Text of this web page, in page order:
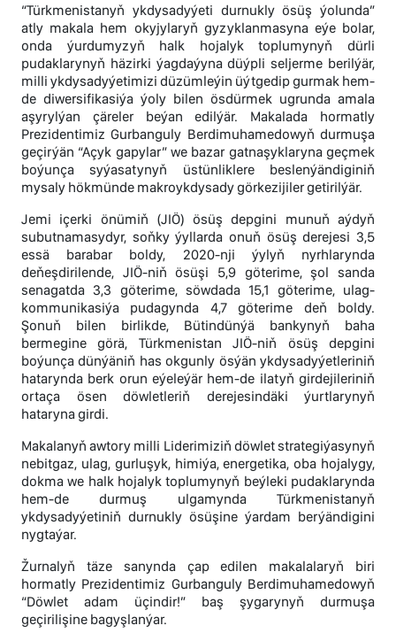
“Türkmenistanyň ykdysadyýeti durnukly ösüş ýolunda”
atly makala hem okyjylaryň gyzyklanmasyna eýe bolar,
onda ýurdumyzyň halk hojalyk toplumynyň dürli
pudaklarynyň häzirki ýagdaýyna düýpli seljerme berilýär,
milli ykdysadyýetimizi düzümleýin üýtgedip gurmak hem-
de diwersifikasiýa ýoly bilen ösdürmek ugrunda amala
aşyrylýan çäreler beýan edilýär. Makalada hormatly
Prezidentimiz Gurbanguly Berdimuhamedowyň durmuşa
geçirýän “Açyk gapylar” we bazar gatnaşyklaryna geçmek
boýunça syýasatynyň üstünliklere beslenýändiginiň
mysaly hökmünde makroykdysady görkezijiler getirilýär.
Jemi içerki önümiň (JIÖ) ösüş depgini munuň aýdyň
subutnamasydyr, soňky ýyllarda onuň ösüş derejesi 3,5
essä barabar boldy, 2020-nji ýylyň nyrhlarynda
deňeşdirilende, JIÖ-niň ösüşi 5,9 göterime, şol sanda
senagatda 3,3 göterime, söwdada 15,1 göterime, ulag-
kommunikasiýa pudagynda 4,7 göterime deň boldy.
Şonuň bilen birlikde, Bütindünýä bankynyň baha
bermegine görä, Türkmenistan JIÖ-niň ösüş depgini
boýunça dünýäniň has okgunly ösýän ykdysadyýetleriniň
hatarynda berk orun eýeleýär hem-de ilatyň girdejileriniň
ortaça ösen döwletleriň derejesindäki ýurtlarynyň
hataryna girdi.
Makalanyň awtory milli Liderimiziň döwlet strategiýasynyň
nebitgaz, ulag, gurluşyk, himiýa, energetika, oba hojalygy,
dokma we halk hojalyk toplumynyň beýleki pudaklarynda
hem-de durmuş ulgamynda Türkmenistanyň
ykdysadyýetiniň durnukly ösüşine ýardam berýändigini
nygtaýar.
Žurnalyň täze sanynda çap edilen makalalaryň biri
hormatly Prezidentimiz Gurbanguly Berdimuhamedowyň
“Döwlet adam üçindir!” baş şygarynyň durmuşa
geçirilişine bagyşlanýar.